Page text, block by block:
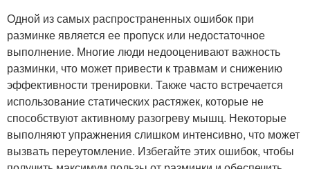
Одной из самых распространенных ошибок при
разминке является ее пропуск или недостаточное
выполнение. Многие люди недооценивают важность
разминки, что может привести к травмам и снижению
эффективности тренировки. Также часто встречается
использование статических растяжек, которые не
способствуют активному разогреву мышц. Некоторые
выполняют упражнения слишком интенсивно, что может
вызвать переутомление. Избегайте этих ошибок, чтобы